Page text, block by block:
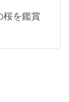
桜を鑑賞